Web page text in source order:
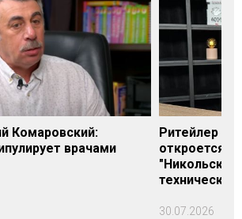
Комаровский:
врачами
Ритейлер
откроется
технических
30.07.2026